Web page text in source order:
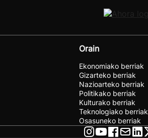
Orain
Ekonomiako berriak
Gizarteko berriak
Nazioarteko berriak
Politikako berriak
Kulturako berriak
Teknologiako berriak
Osasuneko berriak